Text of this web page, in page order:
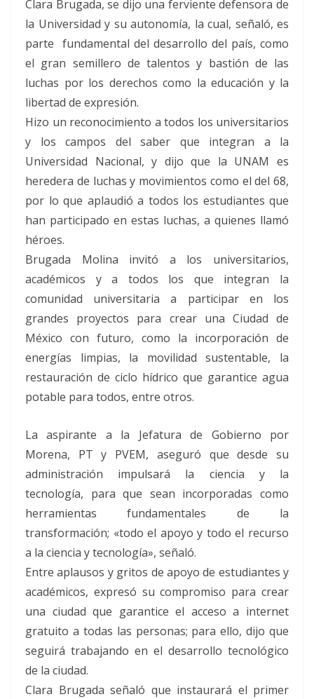
Clara Brugada, se dijo una ferviente defensora de
la Universidad y su autonomía, la cual, señaló, es
parte fundamental del desarrollo del país, como
el gran semillero de talentos y bastión de las
luchas por los derechos como la educación y la
libertad de expresión.
Hizo un reconocimiento a todos los universitarios
y los campos del saber que integran a la
Universidad Nacional, y dijo que la UNAM es
heredera de luchas y movimientos como el del 68,
por lo que aplaudió a todos los estudiantes que
han participado en estas luchas, a quienes llamó
héroes.
Brugada Molina invitó a los universitarios,
académicos y a todos los que integran la
comunidad universitaria a participar en los
grandes proyectos para crear una Ciudad de
México con futuro, como la incorporación de
energías limpias, la movilidad sustentable, la
restauración de ciclo hídrico que garantice agua
potable para todos, entre otros.
La aspirante a la Jefatura de Gobierno por
Morena, PT y PVEM, aseguró que desde su
administración impulsará la ciencia y la
tecnología, para que sean incorporadas como
herramientas fundamentales de la
transformación; «todo el apoyo y todo el recurso
a la ciencia y tecnología», señaló.
Entre aplausos y gritos de apoyo de estudiantes y
académicos, expresó su compromiso para crear
una ciudad que garantice el acceso a internet
gratuito a todas las personas; para ello, dijo que
seguirá trabajando en el desarrollo tecnológico
de la ciudad.
Clara Brugada señaló que instaurará el primer